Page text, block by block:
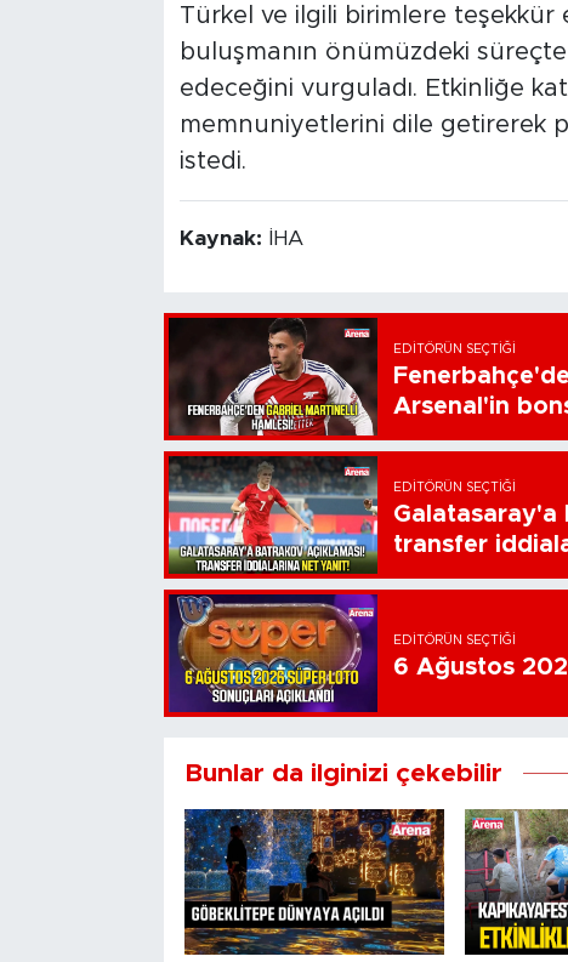
Türkel ve ilgili birimlere teşekkür
buluşmanın önümüzdeki
edeceğini vurguladı. Etkinliğe
memnuniyetlerini dile getirerek
istedi.
Kaynak: İHA
EDITÖRÜN SEÇTIĞI
Arsenal'in
EDITÖRÜN SEÇTIĞI
Galatasaray'a
transfer
EDITÖRÜN SEÇTIĞI
6 Ağustos
Bunlar da ilginizi çekebilir